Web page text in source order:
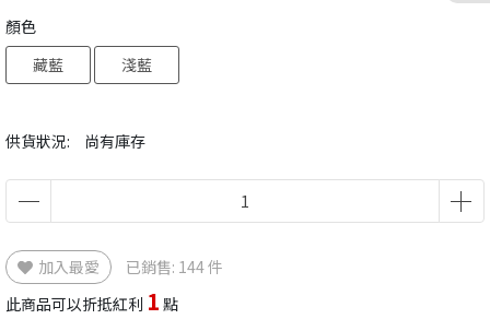
供貨狀況: 尚有庫存
顏色
藏藍
淺藍
加入最愛
已銷售: 144 件
此商品可以折抵紅利 1 點